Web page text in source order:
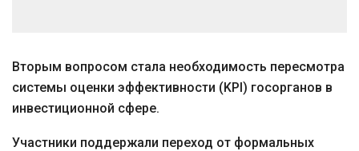
Вторым вопросом стала необходимость пересмотра
системы оценки эффективности (KPI) госорганов в
инвестиционной сфере.
Участники поддержали переход от формальных